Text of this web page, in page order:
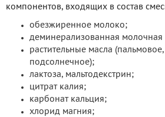
компонентов, входящих в состав
обезжиренное молоко;
деминерализованная молочная
растительные масла
подсолнечное);
лактоза, мальтодекстрин;
цитрат калия;
карбонат кальция;
хлорид магния;